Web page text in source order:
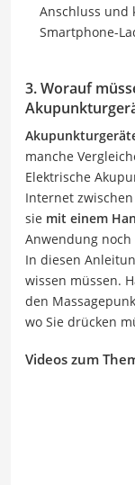
Anschluss und
Smartphone-
3. Worauf
manche
Elektrische
Internet zwischen
sie mit einem
Anwendung
In diesen
wissen müssen.
den
wo Sie drücken
Videos zum